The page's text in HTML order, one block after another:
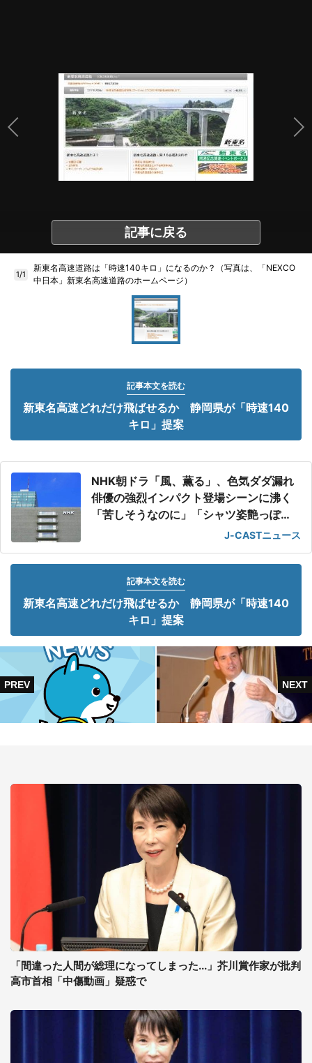
記事に戻る
1/1
新東名高速道路は「時速140キロ」になるのか？（写真は、「NEXCO
中日本」新東名高速道路のホームページ）
記事本文を読む
新東名高速どれだけ飛ばせるか 静岡県が「時速140
キロ」提案
NHK朝ドラ「風、薫る」、色気ダダ漏れ
俳優の強烈インパクト登場シーンに沸く
「苦しそうなのに」「シャツ姿艶っぽ
J-CASTニュース
記事本文を読む
新東名高速どれだけ飛ばせるか 静岡県が「時速140
キロ」提案
「間違った人間が総理になってしまった...」芥川賞作家が批判
高市首相「中傷動画」疑惑で